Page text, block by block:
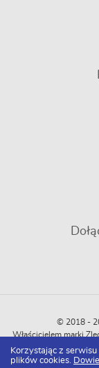
© 2018 -
Właścicielem marki
Korzystając z
plików cookies.